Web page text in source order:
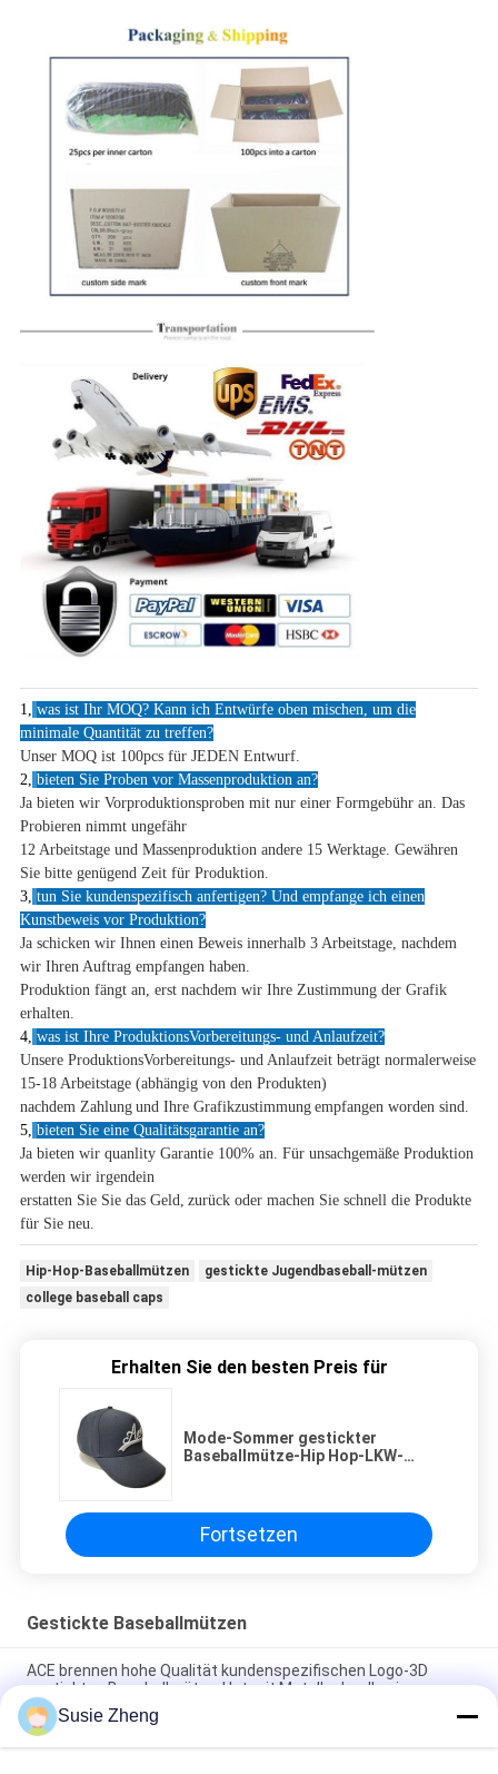
1,
was ist Ihr MOQ? Kann ich Entwürfe oben mischen, um die
minimale Quantität zu treffen?
Unser MOQ ist 100pcs für JEDEN Entwurf.
2, bieten Sie Proben vor Massenproduktion an?
Ja bieten wir Vorproduktionsproben mit nur einer Formgebühr an. Das
Probieren nimmt ungefähr
12 Arbeitstage und Massenproduktion andere 15 Werktage. Gewähren
Sie bitte genügend Zeit für Produktion.
3, tun Sie kundenspezifisch anfertigen? Und empfange ich einen
Kunstbeweis vor Produktion?
Ja schicken wir Ihnen einen Beweis innerhalb 3 Arbeitstage, nachdem
wir Ihren Auftrag empfangen haben.
Produktion fängt an, erst nachdem wir Ihre Zustimmung der Grafik
erhalten.
4, was ist Ihre ProduktionsVorbereitungs- und Anlaufzeit?
Unsere ProduktionsVorbereitungs- und Anlaufzeit beträgt normalerweise
15-18 Arbeitstage (abhängig von den Produkten)
nachdem Zahlung und Ihre Grafikzustimmung empfangen worden sind
5, bieten Sie eine Qualitätsgarantie an?
Ja bieten wir quanlity Garantie 100% an. Für unsachgemäße Produktion
werden wir irgendein
erstatten Sie Sie das Geld, zurück oder machen Sie schnell die Produkte
für Sie neu.
Hip-Hop-Baseballmützen
gestickte Jugendbaseball-mützen
college baseball caps
Erhalten Sie den besten Preis für
Mode-Sommer gestickter
Baseballmütze-Hip Hop-LKW-
Fortsetzen
Gestickte Baseballmützen
ACE brennen hohe Qualität kundenspezifischen Logo-3D
gestickten Baseballmütze-Hut mit Metallschnalle ein
Platten-Baseballmütze-fester klassischer sechs Platten-
unstrukturierter Vati-Hut 100% des Polyester-6
Susie Zheng